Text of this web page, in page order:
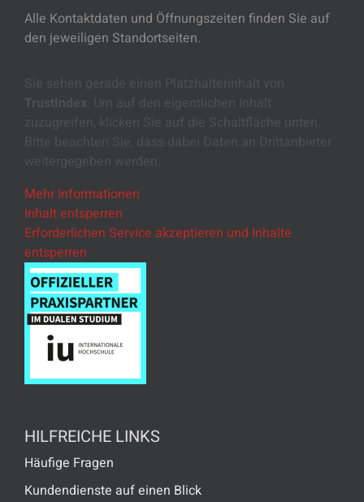
Alle Kontaktdaten und Öffnungszeiten finden Sie auf
den jeweiligen Standortseiten.
Sie sehen gerade einen Platzhalterinhalt von
TrustIndex . Um auf den eigentlichen Inhalt
zuzugreifen, klicken Sie auf die Schaltfläche unten.
Bitte beachten Sie, dass dabei Daten an Drittanbieter
weitergegeben werden.
Mehr Informationen
Inhalt entsperren
Erforderlichen Service akzeptieren und Inhalte
entsperren
HILFREICHE LINKS
Häufige Fragen
Kundendienste auf einen Blick